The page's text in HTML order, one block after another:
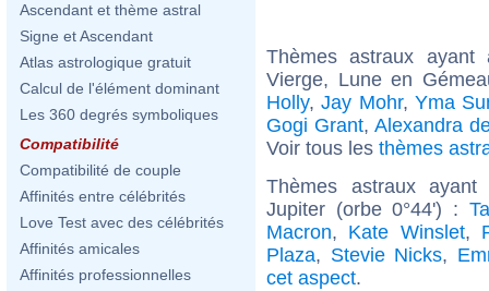
Ascendant et thème astral
Signe et Ascendant
Atlas astrologique gratuit
Calcul de l'élément dominant
Les 360 degrés symboliques
Compatibilité
Compatibilité de couple
Affinités entre célébrités
Love Test avec des célébrités
Affinités amicales
Affinités professionnelles
Thèmes astraux
Vierge, Lune en
Holly,Jay Mohr, Yma
Gogi Grant, Alexandra
Voir tous les thèmes
Thèmes astraux
Jupiter (orbe 0°44') :
Macron, Kate Winslet,
Plaza, Stevie Nicks,
cet aspect.